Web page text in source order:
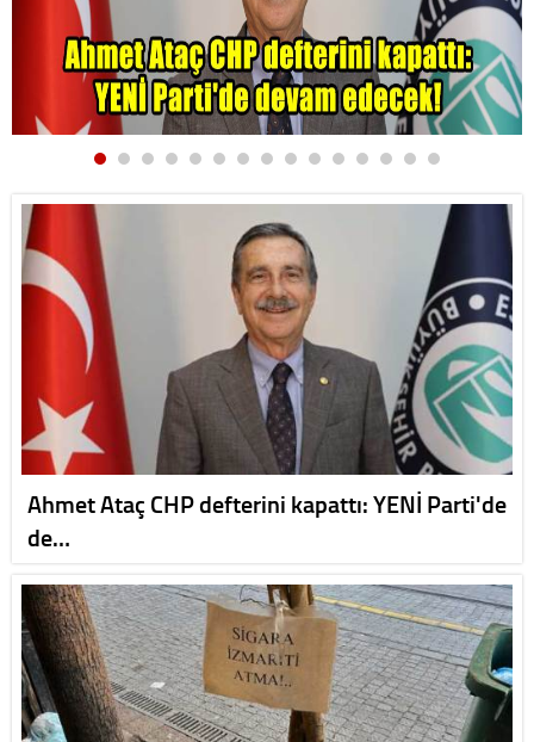
Ahmet Ataç CHP defterini kapattı: YENİ Parti'de
de…